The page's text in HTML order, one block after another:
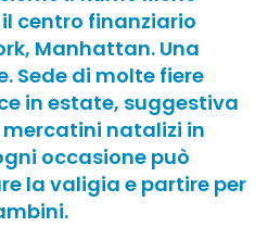
centro finanziario
Manhattan. Una
Sede di molte fiere
in estate, suggestiva
natalizi in
occasione può
la valigia e partire per